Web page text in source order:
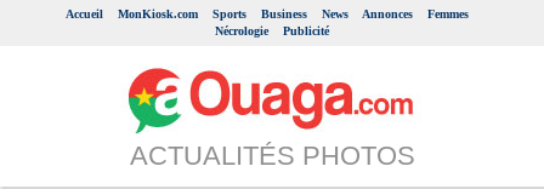
Accueil MonKiosk.com Sports Business News Annonces
Femmes
Nécrologie
Publicité
ACTUALITÉS PHOTOS